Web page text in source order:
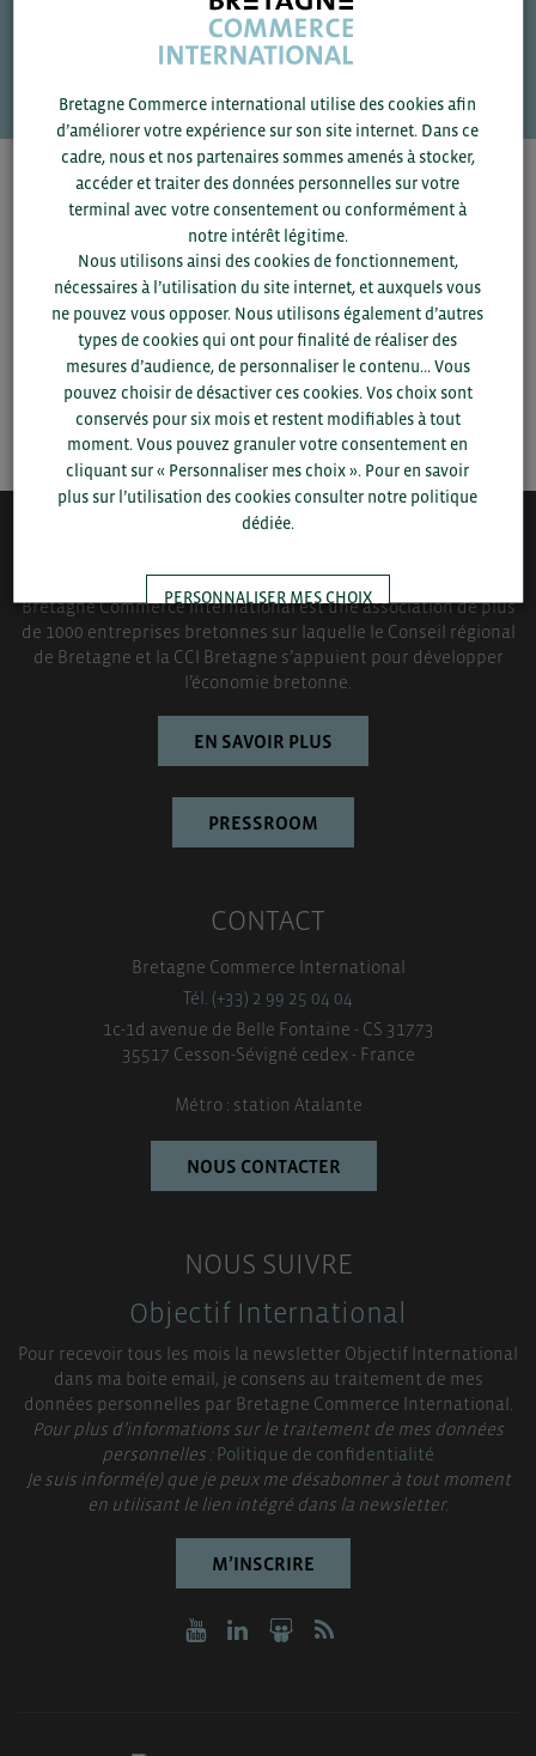
Une question ?
VOS CONTACTS
Pour voir les contacts, merci de renseigner votre
département et votre secteurou connectez-vous.
SAUVEGARDER
Bretagne Commerce International est une association de plus
de 1000 entreprises bretonnes sur laquelle le Conseil régional
de Bretagne et la CCI Bretagne s’appuient pour développer
l’économie bretonne.
EN SAVOIR PLUS
PRESSROOM
CONTACT
Bretagne Commerce International
Tél. (+33) 2 99 25 04 04
1c-1d avenue de Belle Fontaine - CS 31773
35517 Cesson-Sévigné cedex - France
Métro : station Atalante
NOUS CONTACTER
NOUS SUIVRE
Objectif International
Pour recevoir tous les mois la newsletter Objectif International
dans ma boite email, je consens au traitement de mes
données personnelles par Bretagne Commerce International.
Pour plus d’informations sur le traitement de mes données
personnelles :Politique de confidentialité
Je suis informé(e) que je peux me désabonner à tout moment
en utilisant le lien intégré dans la newsletter.
M’INSCRIRE
Bretagne Commerce international utilise des cookies afin
d’améliorer votre expérience sur son site internet. Dans ce
cadre, nous et nos partenaires sommes amenés à stocker,
accéder et traiter des données personnelles sur votre
terminal avec votre consentement ou conformément à
notre intérêt légitime.
Nous utilisons ainsi des cookies de fonctionnement,
nécessaires à l’utilisation du site internet, et auxquels vous
ne pouvez vous opposer. Nous utilisons également d’autres
types de cookies qui ont pour finalité de réaliser des
mesures d’audience, de personnaliser le contenu... Vous
pouvez choisir de désactiver ces cookies. Vos choix sont
conservés pour six mois et restent modifiables à tout
moment. Vous pouvez granuler votre consentement en
cliquant sur « Personnaliser mes choix ». Pour en savoir
plus sur l’utilisation des cookies consulter notre politique
dédiée.
PERSONNALISER MES CHOIX
TOUT ACCEPTER